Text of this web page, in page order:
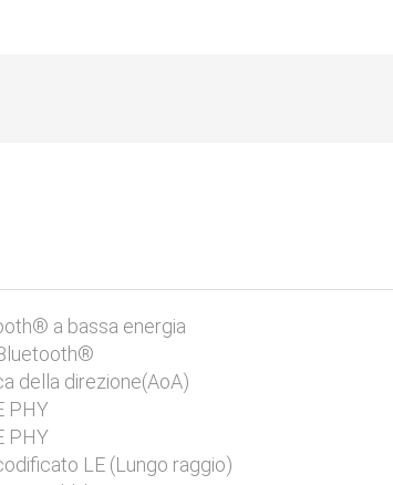
a bassa energia
della direzione(AoA)
PHY
PHY
LE (Lungo raggio)